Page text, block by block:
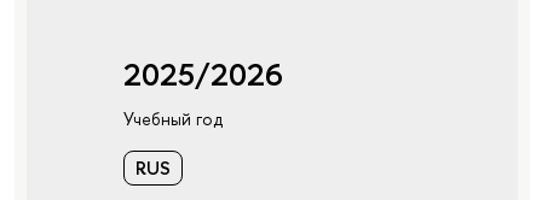
2025/2026
Учебный год
RUS